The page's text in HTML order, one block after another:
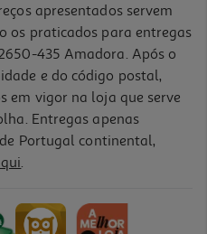
apresentados servem
os praticados para entregas
435 Amadora. Após o
e do código postal,
em vigor na loja que serve
Entregas apenas
Portugal continental,
.